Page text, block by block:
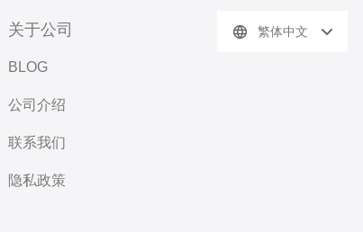
关于公司
BLOG
公司介绍
联系我们
隐私政策
繁体中文